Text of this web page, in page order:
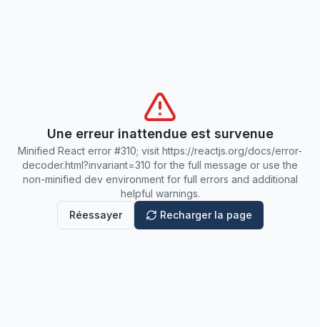
Une erreur inattendue est survenue
Minified React error #310; visit https://reactjs.org/docs/error-
decoder.html?invariant=310 for the full message or use the
non-minified dev environment for full errors and additional
helpful warnings.
Réessayer
Recharger la page